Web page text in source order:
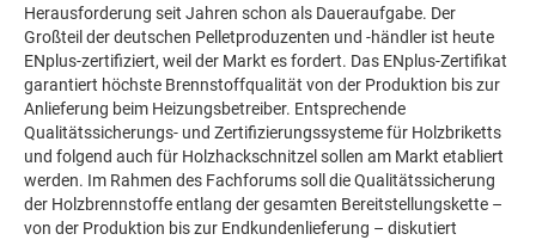
Herausforderung seit Jahren schon als Daueraufgabe. Der
Großteil der deutschen Pelletproduzenten und -händler ist heute
ENplus-zertifiziert, weil der Markt es fordert. Das ENplus-Zertifikat
garantiert höchste Brennstoffqualität von der Produktion bis zur
Anlieferung beim Heizungsbetreiber. Entsprechende
Qualitätssicherungs- und Zertifizierungssysteme für Holzbriketts
und folgend auch für Holzhackschnitzel sollen am Markt etabliert
werden. Im Rahmen des Fachforums soll die Qualitätssicherung
der Holzbrennstoffe entlang der gesamten Bereitstellungskette –
von der Produktion bis zur Endkundenlieferung – diskutiert